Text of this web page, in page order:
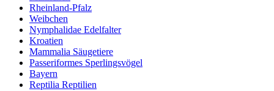
Rheinland-Pfalz
Weibchen
Nymphalidae Edelfalter
Kroatien
Mammalia Säugetiere
Passeriformes Sperlingsvögel
Bayern
Reptilia Reptilien